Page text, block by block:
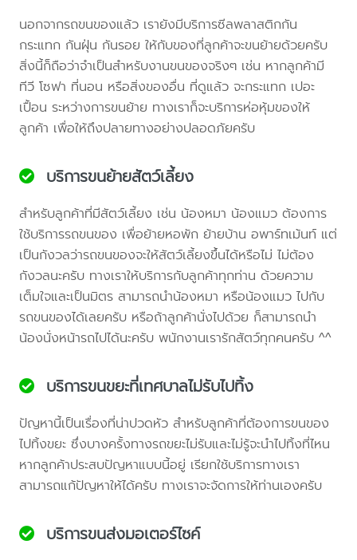
นอกจากรถขนของแล้ว เรายังมีบริการซีลพลาสติกกัน
กระแทก กันฝุ่น กันรอย ให้กับของที่ลูกค้าจะขนย้ายด้วยครับ
สิ่งนี้ก็ถือว่าจำเป็นสำหรับงานขนของจริงๆ เช่น หากลูกค้ามี
ทีวี โซฟา ที่นอน หรือสิ่งของอื่น ที่ดูแล้ว จะกระแทก เปอะ
เปื้อน ระหว่างการขนย้าย ทางเราก็จะบริการห่อหุ้มของให้
ลูกค้า เพื่อให้ถึงปลายทางอย่างปลอดภัยครับ
บริการขนย้ายสัตว์เลี้ยง
สำหรับลูกค้าที่มีสัตว์เลี้ยง เช่น น้องหมา น้องแมว ต้องการ
ใช้บริการรถขนของ เพื่อย้ายหอพัก ย้ายบ้าน อพาร์ทเม้นท์ แต่
เป็นกังวลว่ารถขนของจะให้สัตว์เลี้ยงขึ้นได้หรือไม่ ไม่ต้อง
กังวลนะครับ ทางเราให้บริการกับลูกค้าทุกท่าน ด้วยความ
เต็มใจและเป็นมิตร สามารถนำน้องหมา หรือน้องแมว ไปกับ
รถขนของได้เลยครับ หรือถ้าลูกค้านั่งไปด้วย ก็สามารถนำ
น้องนั่งหน้ารถไปได้นะครับ พนักงานเรารักสัตว์ทุกคนครับ ^^
บริการขนขยะที่เทศบาลไม่รับไปทิ้ง
ปัญหานี้เป็นเรื่องที่น่าปวดหัว สำหรับลูกค้าที่ต้องการขนของ
ไปทิ้งขยะ ซึ่งบางครั้งทางรถขยะไม่รับและไม่รู้จะนำไปทิ้งที่ไหน
หากลูกค้าประสบปัญหาแบบนี้อยู่ เรียกใช้บริการทางเรา
สามารถแก้ปัญหาให้ได้ครับ ทางเราจะจัดการให้ท่านเองครับ
บริการขนส่งมอเตอร์ไซค์